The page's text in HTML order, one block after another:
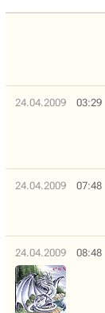
24.04.2009 03:29
24.04.2009 07:48
24.04.2009 08:48